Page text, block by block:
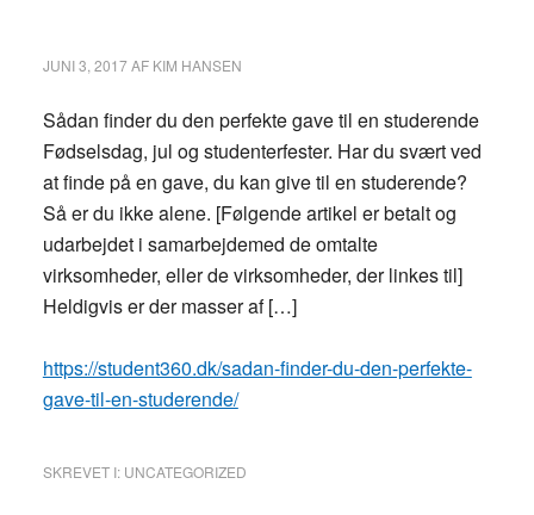
JUNI 3, 2017AF KIM HANSEN
Sådan finder du den perfekte gave til en studerende
Fødselsdag, jul og studenterfester. Har du svært ved
at finde på en gave, du kan give til en studerende?
Så er du ikke alene. [Følgende artikel er betalt og
udarbejdet i samarbejdemed de omtalte
virksomheder, eller de virksomheder, der linkes til]
Heldigvis er der masser af […]
https://student360.dk/sadan-finder-du-den-perfekte-
gave-til-en-studerende/
SKREVET I: UNCATEGORIZED